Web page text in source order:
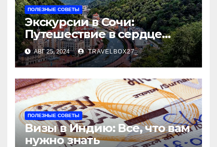
ПОЛЕЗНЫЕ СОВЕТЫ
Экскурсии в Сочи:
Путешествие в сердце
Черноморского курорта
АВГ 25, 2024 TRAVELBOX27_
ПОЛЕЗНЫЕ СОВЕТЫ
Визы в Индию: Все, что вам
нужно знать